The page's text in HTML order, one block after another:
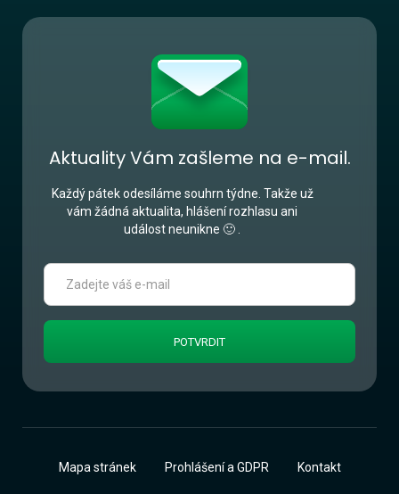
Aktuality Vám zašleme na e-mail.
Každý pátek odesíláme souhrn týdne. Takže už
vám žádná aktualita, hlášení rozhlasu ani
událost neunikne 🙂 .
Mapa stránek Prohlášení a GDPR Kontakt